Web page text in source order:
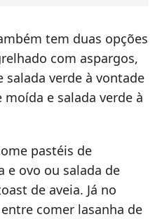
tem duas opções
com aspargos,
salada verde à vontade
e salada verde à
pastéis de
e ovo ou salada de
de aveia. Já no
comer lasanha de